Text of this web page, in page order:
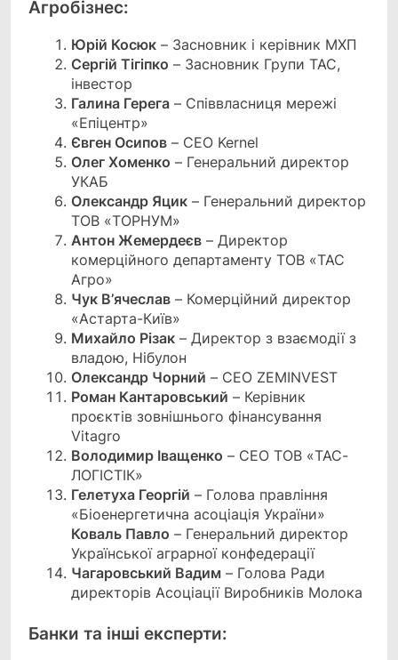
Агробізнес:
Юрій Косюк – Засновник і керівник МХП
Сергій Тігіпко – Засновник Групи ТАС,
інвестор
Галина Герега – Співвласниця мережі
«Епіцентр»
Євген Осипов – CEO Kernel
Олег Хоменко – Генеральний директор
УКАБ
Олександр Яцик – Генеральний директор
ТОВ «ТОРНУМ»
Антон Жемердеєв – Директор
комерційного департаменту ТОВ «ТАС
Агро»
Чук В’ячеслав – Комерційний директор
«Астарта-Київ»
Михайло Різак – Директор з взаємодії з
владою, Нібулон
Олександр Чорний – СЕО ZEMINVEST
Роман Кантаровський – Керівник
проєктів зовнішнього фінансування
Vitagro
Володимир Іващенко – СЕО ТОВ «ТАС-
ЛОГІСТІК»
Гелетуха Георгій – Голова правління
«Біоенергетична асоціація України»
Коваль Павло – Генеральний директор
Української аграрної конфедерації
Чагаровський Вадим – Голова Ради
директорів Асоціації Виробників Молока
Банки та інші експерти: